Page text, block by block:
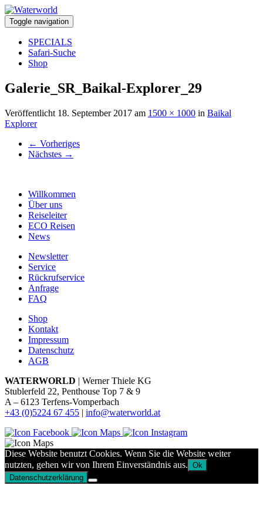
Toggle navigation
SPECIALS
Safari-Suche
Shop
Galerie_SR_Baikal-Explorer_29
Veröffentlicht 18. September 2017 am 1500 × 1000 in Baikal
Explorer
← Vorheriges
Nächstes →
Willkommen
Über uns
Reiseleiter
ECO Reisen
News
Newsletter
Service
Rückrufservice
Anfrage
FAQ
Shop
Kontakt
Impressum
Datenschutz
AGB
WATERWORLD | Werner Thiele KG
Stublerfeld 22, Penthouse Top 7 & 9
A – 6123 Terfens-Vomperbach
+43 (0)5224 67 455 | info@waterworld.at
Diese Website benutzt Cookies. Wenn Sie die Website weiter
nutzten, gehen wir von Ihrem Einverständnis aus. Ok
Datenschutzerklärung